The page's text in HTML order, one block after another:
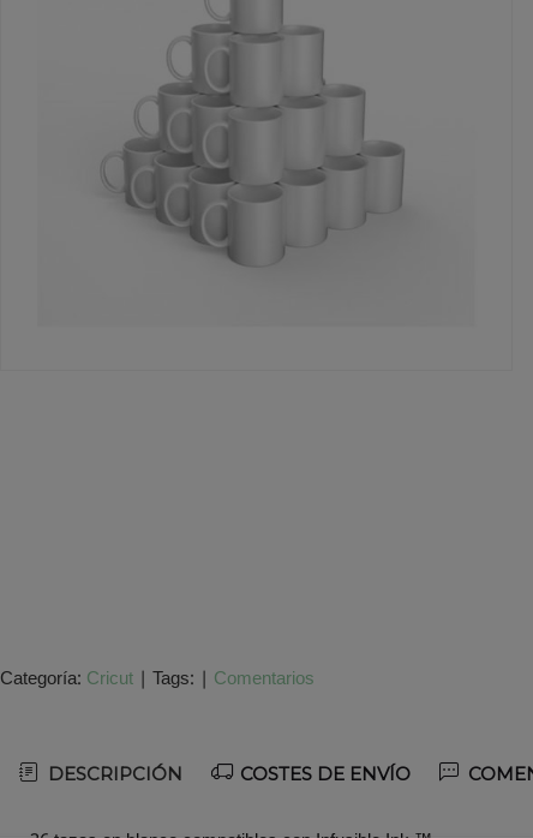
Categoría: Cricut| Tags: | Comentarios
DESCRIPCIÓN COSTES DE ENVÍO